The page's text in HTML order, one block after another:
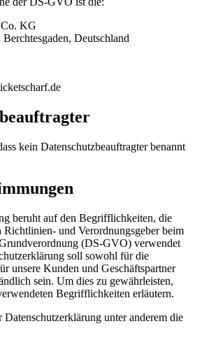
KG
Deutschland
kein Datenschutzbeauftragter benannt
beruht auf den Begrifflichkeiten, die
Richtlinien- und Verordnungsgeber beim
(DS-GVO) verwendet
soll sowohl für die
unsere Kunden und Geschäftspartner
sein. Um dies zu gewährleisten,
Begrifflichkeiten erläutern.
unter anderem die